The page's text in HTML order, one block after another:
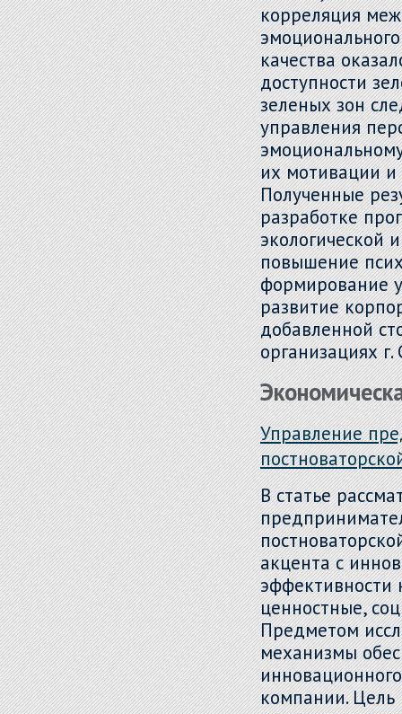
корреляция
качества
доступности
зеленых зон
управления
их мотивации и
Полученные
разработке
экологической
повышение
формирование
развитие
добавленной
организациях
Управление
В статье
акцента с
ценностные,
Предметом
механизмы
компании. Цель